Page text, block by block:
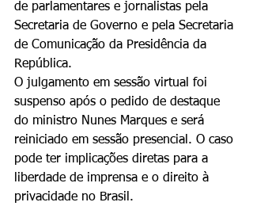
de parlamentares e jornalistas pela
Secretaria de Governo e pela Secretaria
de Comunicação da Presidência da
República.
O julgamento em sessão virtual foi
suspenso após o pedido de destaque
do ministro Nunes Marques e será
reiniciado em sessão presencial. O caso
pode ter implicações diretas para a
liberdade de imprensa e o direito à
privacidade no Brasil.